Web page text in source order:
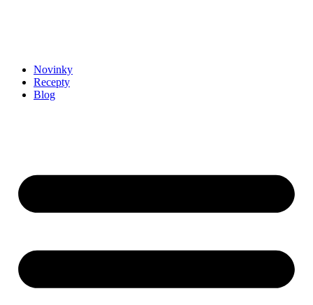
Novinky
Recepty
Blog